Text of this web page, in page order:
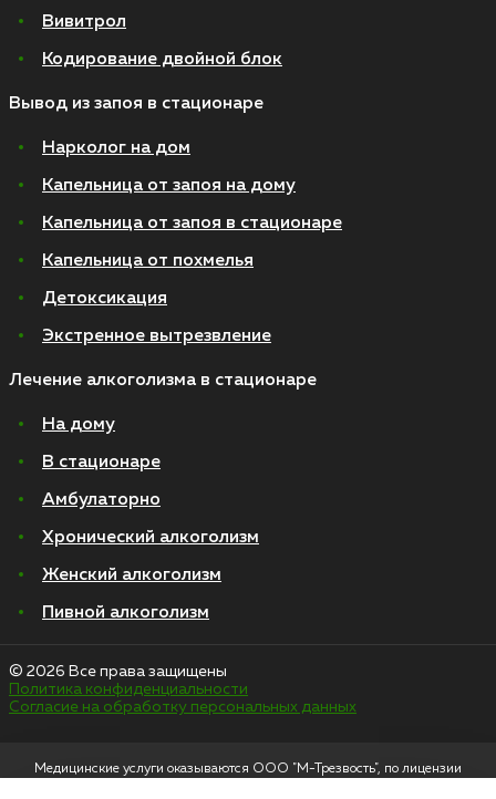
Вивитрол
Кодирование двойной блок
Вывод из запоя в стационаре
Нарколог на дом
Капельница от запоя на дому
Капельница от запоя в стационаре
Капельница от похмелья
Детоксикация
Экстренное вытрезвление
Лечение алкоголизма в стационаре
На дому
В стационаре
Амбулаторно
Хронический алкоголизм
Женский алкоголизм
Пивной алкоголизм
© 2026 Все права защищены
Политика конфиденциальности
Согласие на обработку персональных данных
Медицинские услуги оказываются ООО "М-Трезвость", по лицензии